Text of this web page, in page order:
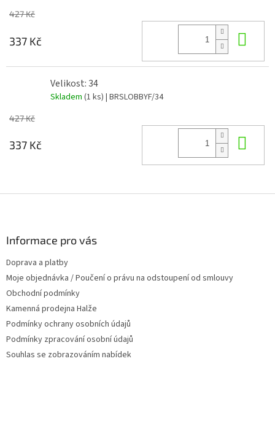
427 Kč
337 Kč
Velikost: 34
Skladem (1 ks) | BRSLOBBYF/34
427 Kč
337 Kč
Informace pro vás
Doprava a platby
Moje objednávka / Poučení o právu na odstoupení od smlouvy
Obchodní podmínky
Kamenná prodejna Halže
Podmínky ochrany osobních údajů
Podmínky zpracování osobní údajů
Souhlas se zobrazováním nabídek